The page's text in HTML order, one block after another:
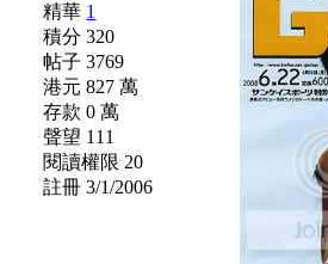
精華 1
積分 320
帖子 3769
港元 827 萬
存款 0 萬
聲望 111
閱讀權限 20
註冊 3/1/2006